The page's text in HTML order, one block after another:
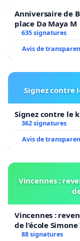
Anniversaire de
place Da Maya M
635 signatures
Avis de
Signez contre
Signez contre le
362 signatures
Avis de
Vincennes :
Vincennes :
de l’école
88 signatures